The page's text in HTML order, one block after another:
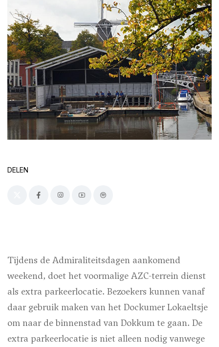
DELEN
Tijdens de Admiraliteitsdagen aankomend
weekend, doet het voormalige AZC-terrein dienst
als extra parkeerlocatie. Bezoekers kunnen vanaf
daar gebruik maken van het Dockumer Lokaeltsje
om naar de binnenstad van Dokkum te gaan. De
extra parkeerlocatie is niet alleen nodig vanwege